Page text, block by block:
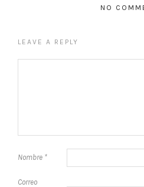
NO
LEAVE A REPLY
Nombre *
Correo